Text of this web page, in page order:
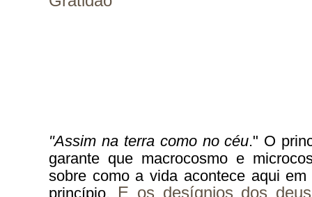
"Assim na terra como no céu." O
garante que macrocosmo e
sobre como a vida acontece aqui
princípio. E os desígnios dos